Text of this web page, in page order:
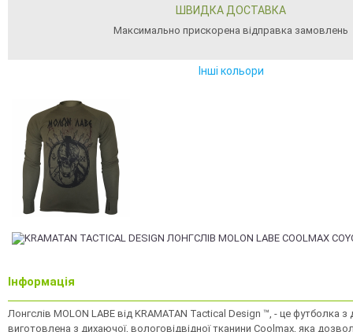
ШВИДКА ДОСТАВКА
Максимально прискорена відправка замовлень
Інші кольори
Інформація
Лонгслів MOLON LABE від KRAMATAN Tactical Design ™, - це футболка
виготовлена ​​з дихаючої, вологовідвідної тканини Coolmax, яка